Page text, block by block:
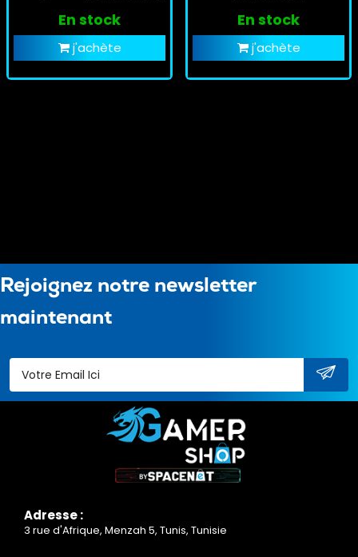
En stock
j'achète
En stock
j'achète
Rejoignez notre newsletter
maintenant
Adresse :
3 rue d'Afrique, Menzah 5, Tunis, Tunisie